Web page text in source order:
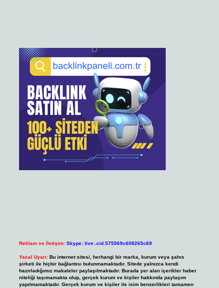
Reklam ve İletişim: Skype: live:.cid.575569c608265c69
Yasal Uyarı: Bu internet sitesi, herhangi bir marka, kurum veya şahıs
şirketi ile hiçbir bağlantısı bulunmamaktadır. Sitede yalnızca kendi
hazırladığımız makaleler paylaşılmaktadır. Burada yer alan içerikler haber
niteliği taşımamakta olup, gerçek kurum ve kişiler hakkında paylaşım
yapılmamaktadır. Gerçek kurum ve kişiler ile isim benzerlikleri tamamen